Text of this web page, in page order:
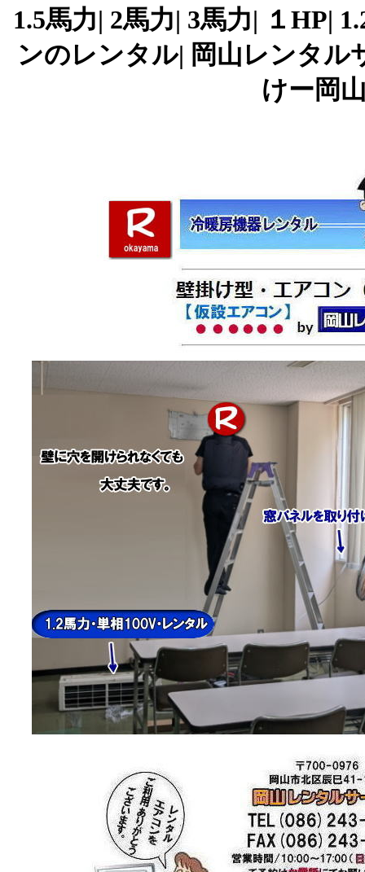
1.5馬力| 2馬力| 3馬力| １HP|
ンのレンタル| 岡山レンタル
けー岡